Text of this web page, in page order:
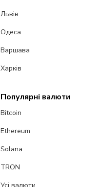
Львів
Одеса
Варшава
Харків
Популярні валюти
Bitcoin
Ethereum
Solana
TRON